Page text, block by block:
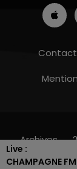
Live :
CHAMPAGNE FM
Archives